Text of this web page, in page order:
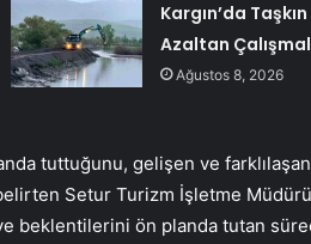
Kargın’da
Azaltan
Ağustos 8, 2026
tuttuğunu, gelişen ve
Setur Turizm İşletme
beklentilerini ön planda tutan